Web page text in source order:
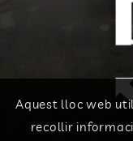
Aquest lloc web
recollir